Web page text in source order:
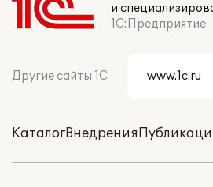
и
1С:Предприятие
Другие сайты 1С
КаталогВнедрения